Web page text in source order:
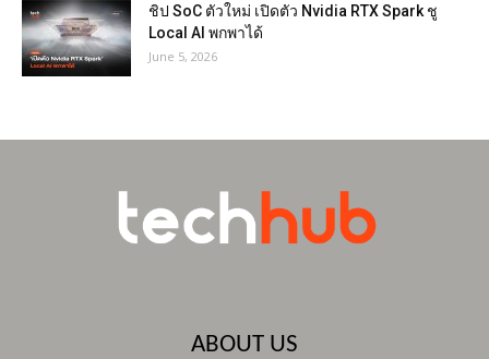
ชิป SoC ตัวใหม่ เปิดตัว Nvidia RTX Spark ชู
Local AI พกพาได้
June 5, 2026
ABOUT US